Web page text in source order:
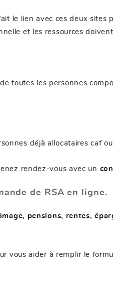
le lien avec ces deux sites
et les ressources
toutes les personnes
déjà allocataires caf
rendez-vous avec un
de RSA en ligne.
pensions, rentes,
vous aider à remplir le